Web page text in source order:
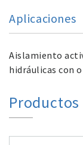
Aplicaciones
Aislamiento
hidráulicas con